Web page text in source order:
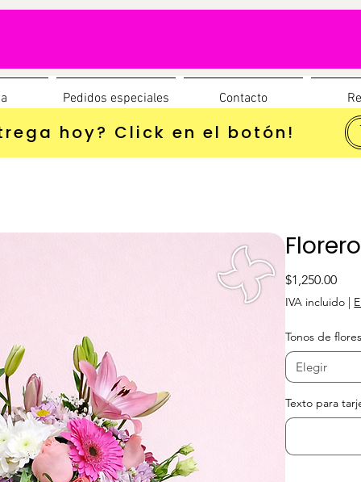
Pedidos especiales Contacto
hoy? Click en el botón!
$1,250.00
IVA incluido |
Tonos de flores
Elegir
Texto para